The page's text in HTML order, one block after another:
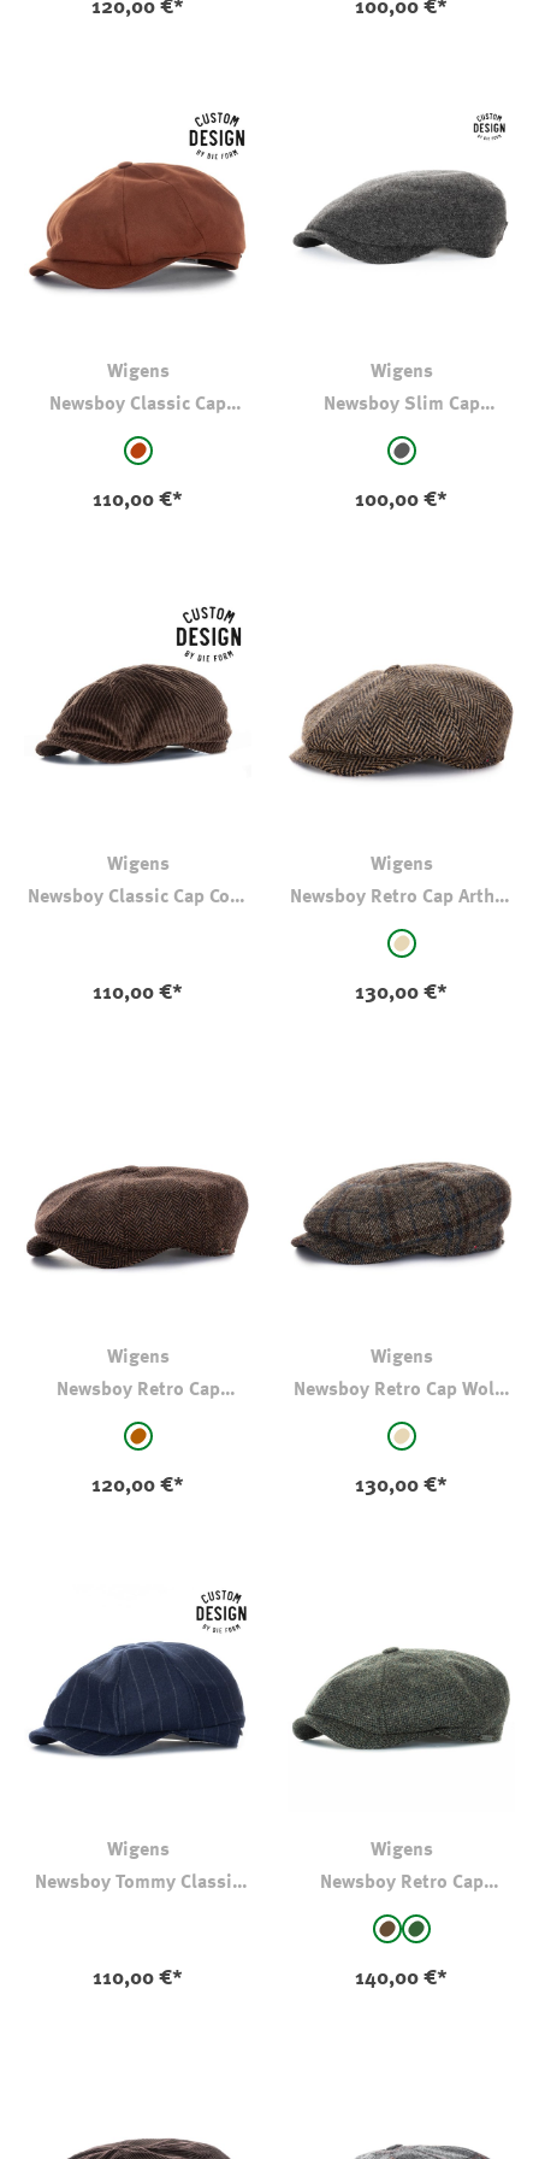
120,00 €* 100,00 €*
Wigens
Newsboy Classic Cap
auswählen
rost
110,00 €*
Wigens
Newsboy Slim Cap
auswählen
anthrazit
100,00 €*
Wigens
Newsboy Classic Cap Cord
110,00 €*
Wigens
Newsboy Retro Cap Arthur
auswählen
beige -
130,00 €*
Wigens
Newsboy Retro Cap
auswählen
braun - gemustert
120,00 €*
Wigens
Newsboy Retro Cap Wolle
auswählen
beige - kariert
130,00 €*
Wigens
Newsboy Tommy Classic
110,00 €*
Wigens
Newsboy Retro Cap
auswählen
braun
Oliv
140,00 €*